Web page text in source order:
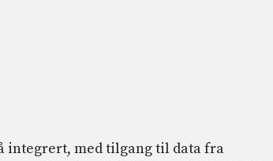
integrert, med tilgang til data fra